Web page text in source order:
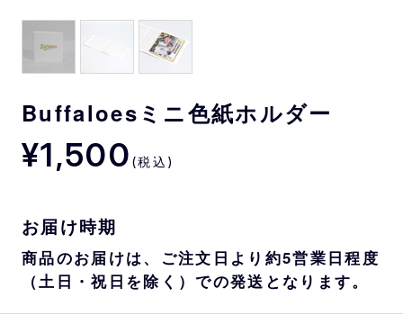
Buffaloesミニ色紙ホルダー
¥1,500 (税込)
お届け時期
商品のお届けは、ご注文日より約5営業日程度
（土日・祝日を除く）での発送となります。